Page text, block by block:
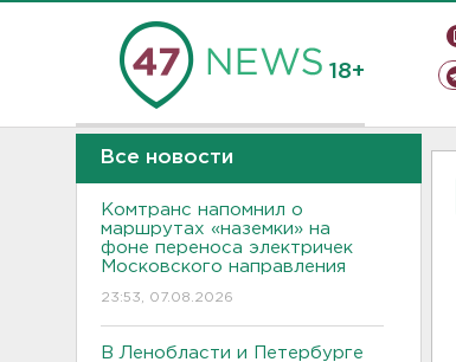
18+
Все новости
Комтранс напомнил о
маршрутах «наземки» на
фоне переноса электричек
Московского направления
23:53, 07.08.2026
В Ленобласти и Петербурге